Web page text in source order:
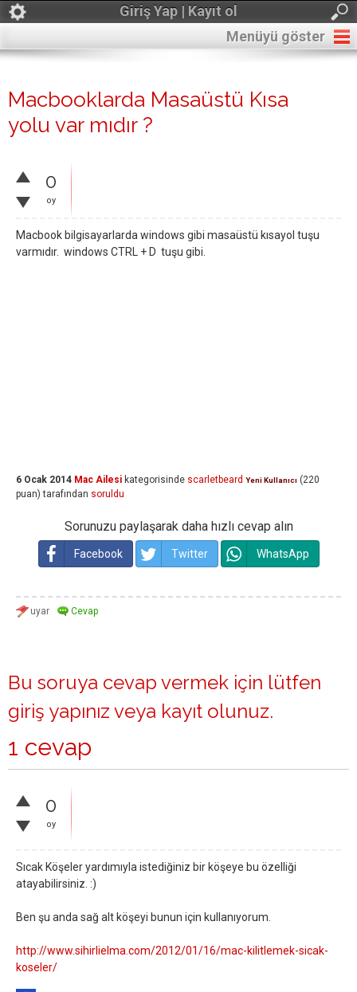
Giriş Yap | Kayıt ol
Menüyü göster
Macbooklarda Masaüstü Kısa
yolu var mıdır ?
0
oy
Macbook bilgisayarlarda windows gibi masaüstü kısayol tuşu
varmıdır. windows CTRL + D tuşu gibi.
6 Ocak 2014 Mac Ailesi kategorisinde scarletbeard Yeni Kullanıcı (220
puan) tarafından soruldu
Sorunuzu paylaşarak daha hızlı cevap alın
Facebook Twitter WhatsApp
Bu soruya cevap vermek için lütfen
giriş yapınız veya kayıt olunuz.
1 cevap
0
oy
Sıcak Köşeler yardımıyla istediğiniz bir köşeye bu özelliği
atayabilirsiniz. :)
Ben şu anda sağ alt köşeyi bunun için kullanıyorum.
http://www.sihirlielma.com/2012/01/16/mac-kilitlemek-sicak-
koseler/